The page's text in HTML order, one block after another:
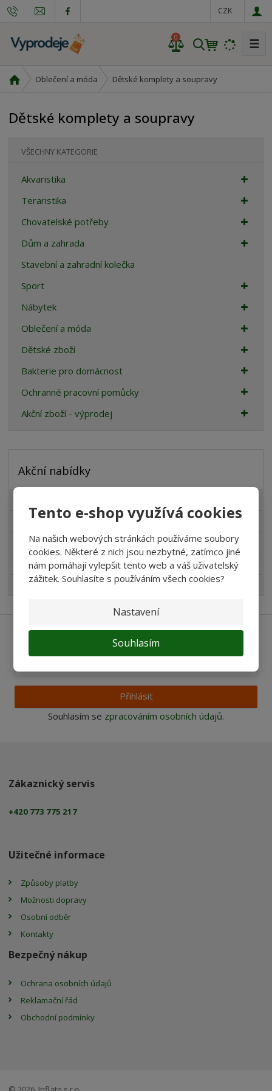
Tento e-shop využívá cookies
Na našich webových stránkách používáme soubory
cookies. Některé z nich jsou nezbytné, zatímco jiné
nám pomáhají vylepšit tento web a váš uživatelský
zážitek. Souhlasíte s používáním všech cookies?
Nastavení
Souhlasím
CZK
V
0 ☰
v
d
s
r
a
a
Oblečení a móda Dětské komplety a soupravy
Dětské komplety a soupravy
VŠECHNY KATEGORIE
Akvaristika
Teraristika
Chovatelské potřeby
Dům a zahrada
Stavební a zahradní kolečka
Sport
Nábytek
Oblečení a móda
Dětské zboží
Bakterie pro domácnost
Ochranné pracovní pomůcky
Akční zboží - výprodej
Akční nabídky
Novinky v sortimentu
Produkty pro akvaristy
Pro děti
Nejprodávanější
Ať vám nic neunikne
Přihlásit
Souhlasím se zpracováním osobních údajů.
Zákaznický servis
+420 773 775 217
Užitečné informace
Způsoby platby
Možnosti dopravy
Osobní odběr
Kontakty
Bezpečný nákup
Ochrana osobních údajů
Reklamační řád
Obchodní podmínky